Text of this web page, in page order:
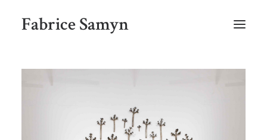
Fabrice Samyn
SELECTED EXHIBITIONS VIEWS